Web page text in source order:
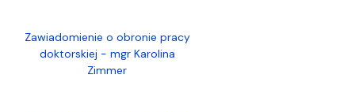
Zawiadomienie o obronie pracy
doktorskiej - mgr Karolina
Zimmer